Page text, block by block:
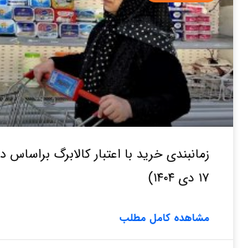
زمانبندی خرید با اعتبار کالابرگ
۱۷ دی ۱۴۰۴)
مشاهده کامل مطلب